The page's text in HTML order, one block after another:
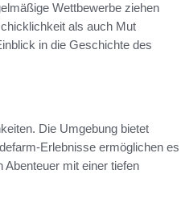
Wettbewerbe ziehen
als auch Mut
in die Geschichte des
Die Umgebung bietet
Erlebnisse ermöglichen es
Abenteuer mit einer tiefen